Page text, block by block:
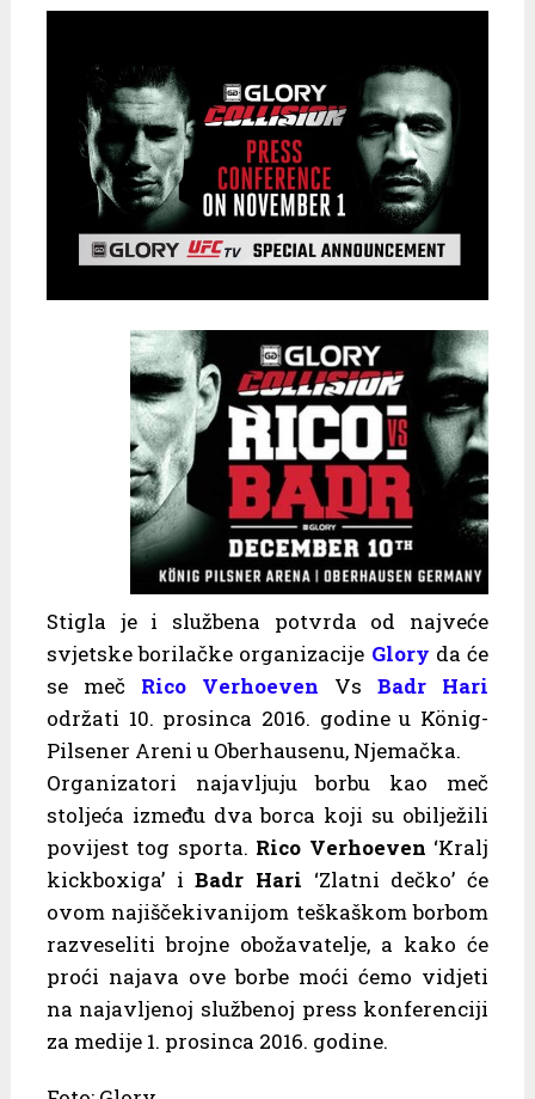
Stigla je i službena potvrda od najveće
svjetske borilačke organizacije Glory da će
se meč Rico Verhoeven VsBadr Hari
održati 10. prosinca 2016. godine u König-
Pilsener Areni u Oberhausenu, Njemačka.
Organizatori najavljuju borbu kao meč
stoljeća između dva borca koji su obilježili
povijest tog sporta. Rico Verhoeven ‘Kralj
kickboxiga’ iBadr Hari ‘Zlatni dečko’ će
ovom najiščekivanijom teškaškom borbom
razveseliti brojne obožavatelje, a kako će
proći najava ove borbe moći ćemo vidjeti
na najavljenoj službenoj press konferenciji
za medije 1. prosinca 2016. godine.